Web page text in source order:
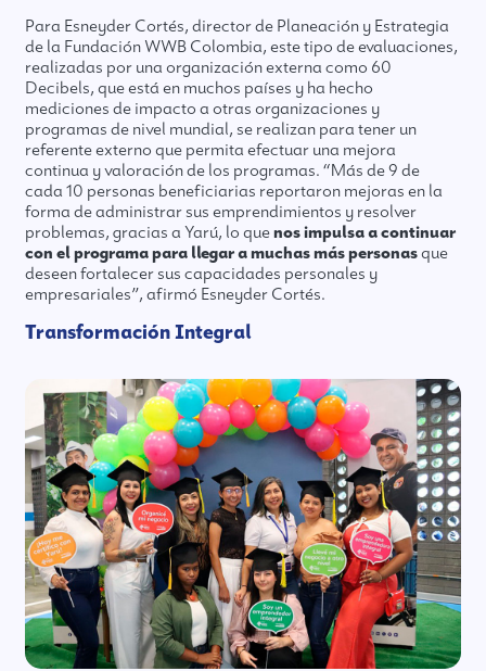
Para Esneyder Cortés, director de Planeación y Estrategia
de la Fundación WWB Colombia, este tipo de evaluaciones,
realizadas por una organización externa como 60
Decibels, que está en muchos países y ha hecho
mediciones de impacto a otras organizaciones y
programas de nivel mundial, se realizan para tener un
referente externo que permita efectuar una mejora
continua y valoración de los programas. “Más de 9 de
cada 10 personas beneficiarias reportaron mejoras en la
forma de administrar sus emprendimientos y resolver
problemas, gracias a Yarú, lo quenos impulsa a continuar
con el programa para llegar a muchas más personasque
deseen fortalecer sus capacidades personales y
empresariales”, afirmó Esneyder Cortés.
Transformación Integral